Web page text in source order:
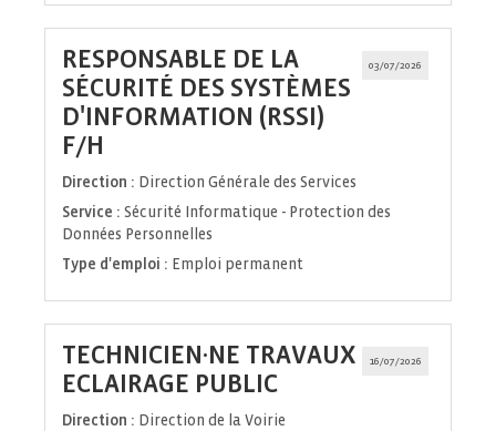
03/07/2026
RESPONSABLE DE LA
SÉCURITÉ DES SYSTÈMES
D'INFORMATION (RSSI)
F/H
fenêtre)
Direction : Direction Générale des Services
Service : Sécurité Informatique - Protection des
Données Personnelles
Type d'emploi : Emploi permanent
16/07/2026
TECHNICIEN·NE TRAVAUX
ECLAIRAGE PUBLIC(Nouvelle
fenêtre)
Direction : Direction de la Voirie